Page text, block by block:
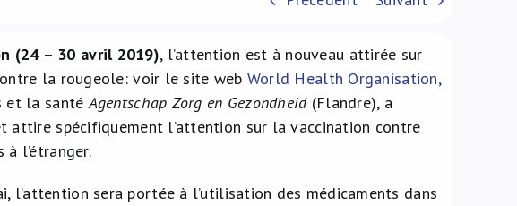
(24 – 30 avril 2019), l’attention est à nouveau attirée sur
la rougeole: voir le site web World Health Organisation,
et la santéAgentschap Zorg en Gezondheid (Flandre), a
attire spécifiquement l’attention sur la vaccination contre
l’étranger.
l’attention sera portée à l’utilisation des médicaments dans